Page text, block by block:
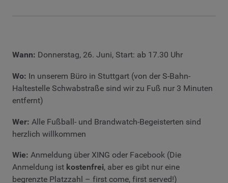
Wann: Donnerstag, 26. Juni, Start: ab 17.30 Uhr
Wo: In unserem Büro in Stuttgart (von der S-Bahn-
Haltestelle Schwabstraße sind wir zu Fuß nur 3 Minuten
entfernt)
Wer: Alle Fußball- und Brandwatch-Begeisterten sind
herzlich willkommen
Wie: Anmeldung über XING oder Facebook (Die
Anmeldung ist kostenfrei, aber es gibt nur eine
begrenzte Platzzahl – first come, first served!)